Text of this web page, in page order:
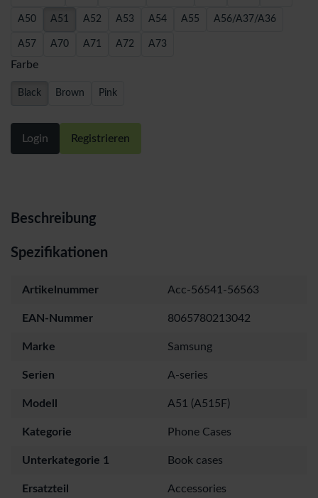
A50 A51 A52 A53 A54 A55 A56/A37/A36
A57 A70 A71 A72 A73
Farbe
Black Brown Pink
Login Registrieren
Beschreibung
Spezifikationen
Artikelnummer Acc-56541-56563
EAN-Nummer 8065780213042
Marke Samsung
Serien A-series
Modell A51 (A515F)
Kategorie Phone Cases
Unterkategorie 1 Book cases
Ersatzteil Accessories